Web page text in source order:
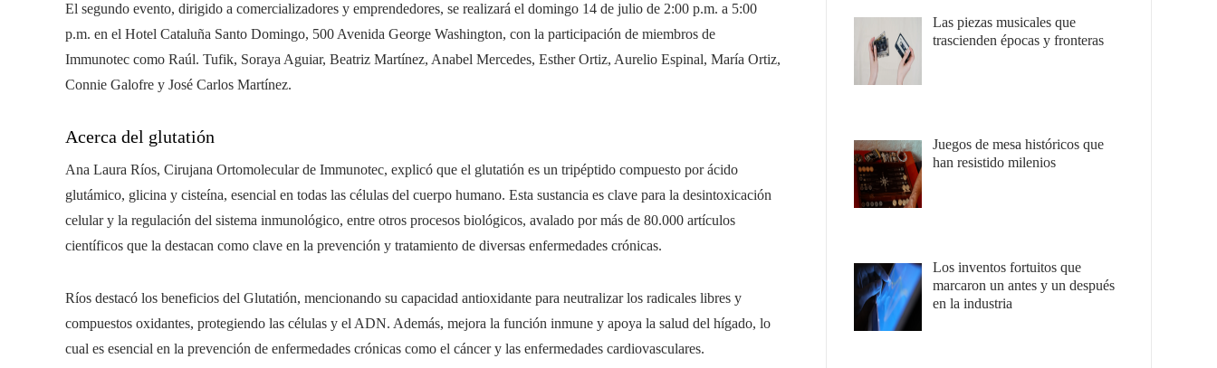
El segundo evento, dirigido a comercializadores y emprendedores, se realizará el domingo 14 de julio de 2:00 p.m. a 5:00
p.m. en el Hotel Cataluña Santo Domingo, 500 Avenida George Washington, con la participación de miembros de
Immunotec como Raúl. Tufik, Soraya Aguiar, Beatriz Martínez, Anabel Mercedes, Esther Ortiz, Aurelio Espinal, María Ortiz,
Connie Galofre y José Carlos Martínez.
Acerca del glutatión
Ana Laura Ríos, Cirujana Ortomolecular de Immunotec, explicó que el glutatión es un tripéptido compuesto por ácido
glutámico, glicina y cisteína, esencial en todas las células del cuerpo humano. Esta sustancia es clave para la desintoxicación
celular y la regulación del sistema inmunológico, entre otros procesos biológicos, avalado por más de 80.000 artículos
científicos que la destacan como clave en la prevención y tratamiento de diversas enfermedades crónicas.
Ríos destacó los beneficios del Glutatión, mencionando su capacidad antioxidante para neutralizar los radicales libres y
compuestos oxidantes, protegiendo las células y el ADN. Además, mejora la función inmune y apoya la salud del hígado, lo
cual es esencial en la prevención de enfermedades crónicas como el cáncer y las enfermedades cardiovasculares.
Las piezas musicales que
trascienden épocas y fronteras
Juegos de mesa históricos que
han resistido milenios
Los inventos fortuitos que
marcaron un antes y un después
en la industria